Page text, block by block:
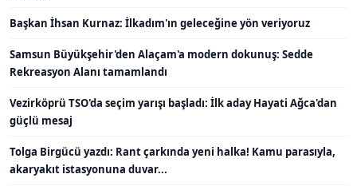
Başkan İhsan Kurnaz: İlkadım'ın geleceğine yön veriyoruz
Samsun Büyükşehir'den Alaçam'a modern dokunuş: Sedde
Rekreasyon Alanı tamamlandı
Vezirköprü TSO'da seçim yarışı başladı: İlk aday Hayati Ağca'dan
güçlü mesaj
Tolga Birgücü yazdı: Rant çarkında yeni halka! Kamu parasıyla,
akaryakıt istasyonuna duvar...